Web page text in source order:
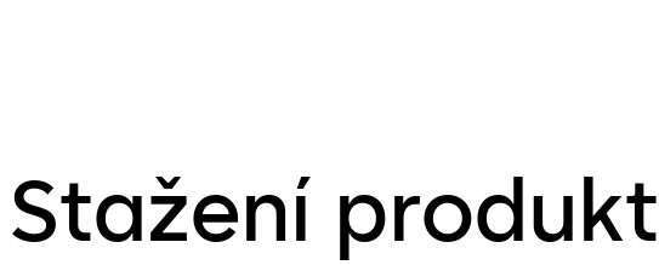
Stažení